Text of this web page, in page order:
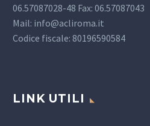
06.57087028-48 Fax: 06.57087043
Mail: info@acliroma.it
Codice fiscale: 80196590584
LINK UTILI